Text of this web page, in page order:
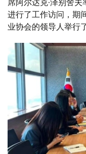
席阿尔达克·泽别舍
进行了工作访问，期
业协会的领导人举行